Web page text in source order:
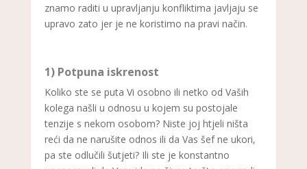
znamo raditi u upravljanju konfliktima javljaju se
upravo zato jer je ne koristimo na pravi način.
1) Potpuna iskrenost
Koliko ste se puta Vi osobno ili netko od Vaših
kolega našli u odnosu u kojem su postojale
tenzije s nekom osobom? Niste joj htjeli ništa
reći da ne narušite odnos ili da Vas šef ne ukori,
pa ste odlučili šutjeti? Ili ste je konstantno